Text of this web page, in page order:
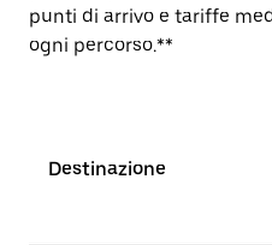
punti di arrivo e tariffe
ogni percorso.**
Destinazione